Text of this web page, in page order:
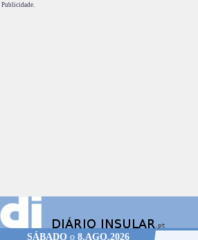
Publicidade.
SÁBADOo 8.AGO.2026